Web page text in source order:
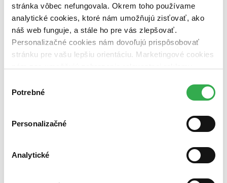
stránka vôbec nefungovala. Okrem toho používame
analytické cookies, ktoré nám umožňujú zisťovať, ako
náš web funguje, a stále ho pre vás zlepšovať.
Personalizačné cookies nám dovoľujú prispôsobovať
stránku pre vašu lepšiu orientáciu. Marketingové cookies
nám pomohlo, keby sme mohli používať všetky tieto
súhlasu
Potrebné
Personalizačné
Analytické
nová (0 titulov)nová
čítaná (0 titulov)čítaná
čítaná - výborný stav (0 titulov)
čítaná - výborný stav
čítaná - mierne opotrebovaná (0 titulov)čítaná - mierne
opotrebovaná
čítané verzie vypredaných kníh (0 titulov)čítané verzie
Bestsellery
Top hodnotené